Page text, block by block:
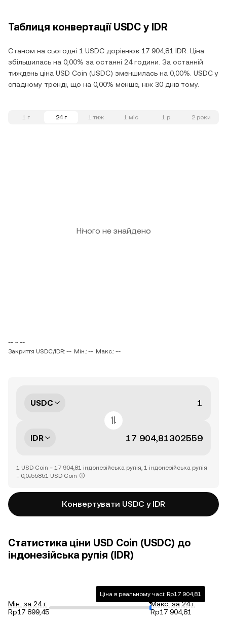
Таблиця конвертації USDC у IDR
Станом на сьогодні 1 USDC дорівнює 17 904,81 IDR. Ціна
збільшилась на 0,00% за останні 24 години. За останній
тиждень ціна USD Coin (USDC) зменшилась на 0,00%. USDC у
спадному тренді, що на 0,00% менше, ніж 30 днів тому.
1 г 24 г 1 тиж 1 міс 1 р 2 роки
Нічого не знайдено
-- ~ --
Закриття USDC/IDR: -- Мін.: -- Макс.: --
USDC
IDR
1 USD Coin = 17 904,81 індонезійська рупія, 1 індонезійська рупія
= 0,0₄55851 USD Coin
Конвертувати USDC у IDR
Статистика ціни USD Coin (USDC) до
індонезійська рупія (IDR)
Мін. за 24 г
Rp17 899,45
Ціна в реальному часі: Rp17 904,81
Макс. за 24 г
Rp17 904,81